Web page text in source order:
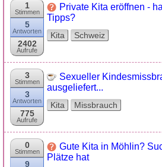
1
Stimmen
5
Antworten
2402
Aufrufe
Private Kita eröffnen -
Tipps?
Kita Schweiz
3
Stimmen
3
Antworten
775
Aufrufe
Sexueller
ausgeliefert...
Kita Missbrauch
0
Stimmen
9
Gute Kita in Möhlin?
Plätze hat